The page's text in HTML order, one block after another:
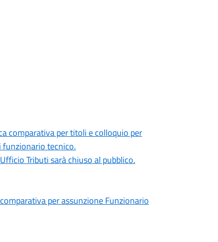
comparativa per titoli e colloquio per
tecnico.
Tributi sarà chiuso al pubblico.
comparativa per assunzione Funzionario